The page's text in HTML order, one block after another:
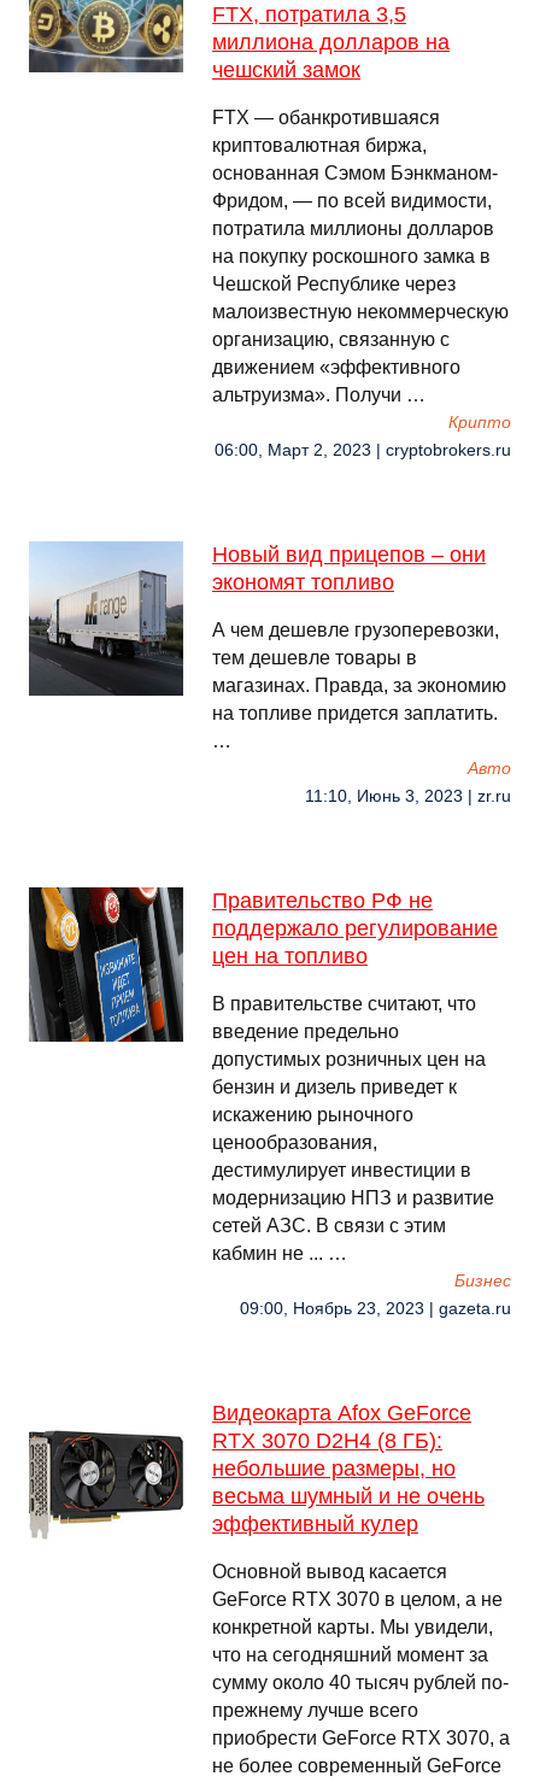
FTX, потратила 3,5
миллиона долларов на
чешский замок
FTX — обанкротившаяся
криптовалютная биржа,
основанная Сэмом Бэнкманом-
Фридом, — по всей видимости,
потратила миллионы долларов
на покупку роскошного замка в
Чешской Республике через
малоизвестную некоммерческую
организацию, связанную с
движением «эффективного
альтруизма». Получи …
Крипто
06:00, Март 2, 2023 | cryptobrokers.ru
Новый вид прицепов – они
экономят топливо
А чем дешевле грузоперевозки,
тем дешевле товары в
магазинах. Правда, за экономию
на топливе придется заплатить.
…
Авто
11:10, Июнь 3, 2023 | zr.ru
Правительство РФ не
поддержало регулирование
цен на топливо
В правительстве считают, что
введение предельно
допустимых розничных цен на
бензин и дизель приведет к
искажению рыночного
ценообразования,
дестимулирует инвестиции в
модернизацию НПЗ и развитие
сетей АЗС. В связи с этим
кабмин не ... …
Бизнес
09:00, Ноябрь 23, 2023 | gazeta.ru
Видеокарта Afox GeForce
RTX 3070 D2H4 (8 ГБ):
небольшие размеры, но
весьма шумный и не очень
эффективный кулер
Основной вывод касается
GeForce RTX 3070 в целом, а не
конкретной карты. Мы увидели,
что на сегодняшний момент за
сумму около 40 тысяч рублей по-
прежнему лучше всего
приобрести GeForce RTX 3070, а
не более современный GeForce